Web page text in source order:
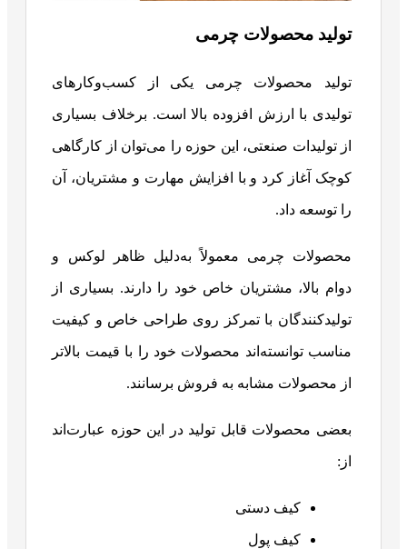
تولید محصولات چرمی
تولید محصولات چرمی یکی از کسب‌وکارهای
تولیدی با ارزش افزوده بالا است. برخلاف بسیاری
از تولیدات صنعتی، این حوزه را می‌توان از کارگاهی
کوچک آغاز کرد و با افزایش مهارت و مشتریان، آن
را توسعه داد.
محصولات چرمی معمولاً به‌دلیل ظاهر لوکس و
دوام بالا، مشتریان خاص خود را دارند. بسیاری از
تولیدکنندگان با تمرکز روی طراحی خاص و کیفیت
مناسب توانسته‌اند محصولات خود را با قیمت بالاتر
از محصولات مشابه به فروش برسانند.
بعضی محصولات قابل تولید در این حوزه عبارت‌اند
از:
کیف دستی
کیف پول